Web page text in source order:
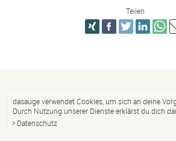
Teilen
dasauge verwendet Cookies, um sich an deine
Durch Nutzung unserer Dienste erklärst du dich
Datenschutz